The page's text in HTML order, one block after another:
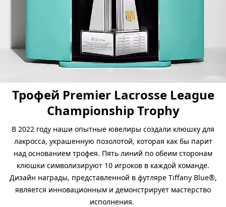
Трофей Premier Lacrosse League
Championship Trophy
В 2022 году наши опытные ювелиры создали клюшку для
лакросса, украшенную позолотой, которая как бы парит
над основанием трофея. Пять линий по обеим сторонам
клюшки символизируют 10 игроков в каждой команде.
Дизайн награды, представленной в футляре Tiffany Blue®,
является инновационным и демонстрирует мастерство
исполнения.